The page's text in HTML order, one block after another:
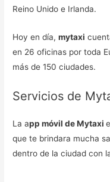
Reino Unido e Irlanda.
Hoy en día,mytaxi
en 26 oficinas por toda
más de 150 ciudades.
Servicios de
La app móvil de Mytaxi
que te brindara mucha
dentro de la ciudad con